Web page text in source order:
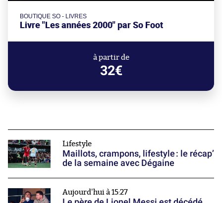
BOUTIQUE SO - LIVRES
Livre "Les années 2000" par So Foot
à partir de
32€
Lifestyle
Maillots, crampons, lifestyle : le récap’
de la semaine avec Dégaine
Aujourd'hui à 15:27